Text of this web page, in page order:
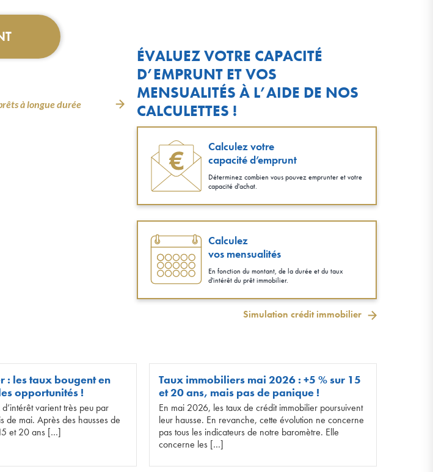
à longue durée
ÉVALUEZ VOTRE CAPACITÉ
D’EMPRUNT ET VOS
MENSUALITÉS À L’AIDE DE NOS
CALCULETTES !
Calculez votre
capacité d’emprunt
Déterminez combien vous pouvez emprunter et votre
capacité d'achat.
Calculez
vos mensualités
En fonction du montant, de la durée et du taux
d'intérêt du prêt immobilier.
Simulation crédit immobilier
: les taux bougent en
opportunités !
varient très peu par
de mai. Après des hausses de
et 20 ans […]
Taux immobiliers mai 2026 : +5 % sur 15
et 20 ans, mais pas de panique !
En mai 2026, les taux de crédit immobilier poursuivent
leur hausse. En revanche, cette évolution ne concerne
pas tous les indicateurs de notre baromètre. Elle
concerne les […]